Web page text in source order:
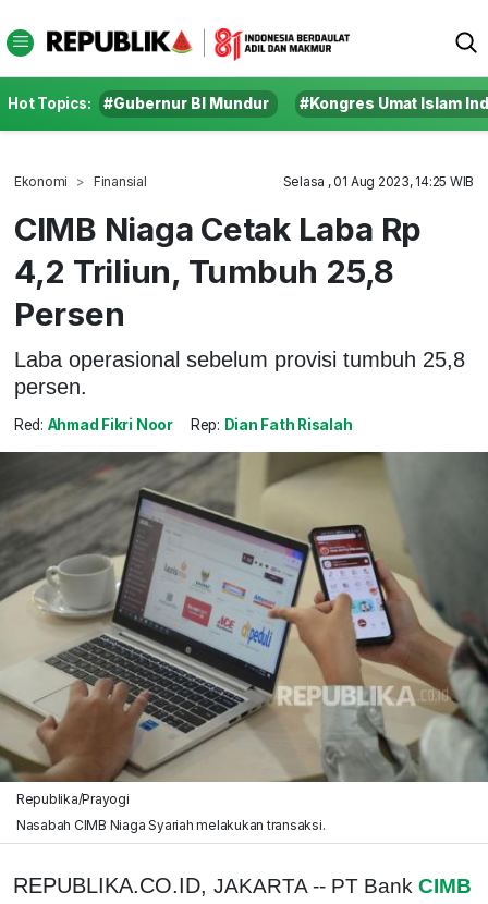
Hot Topics: #Gubernur BI Mundur #Kongres Umat Islam
Ekonomi Finansial Selasa , 01 Aug 2023, 14:25 WIB
CIMB Niaga Cetak Laba Rp
4,2 Triliun, Tumbuh 25,8
Persen
Laba operasional sebelum provisi tumbuh 25,8
persen.
Red: Ahmad Fikri Noor Rep: Dian Fath Risalah
Republika/Prayogi
Nasabah CIMB Niaga Syariah melakukan transaksi.
REPUBLIKA.CO.ID, JAKARTA -- PT Bank CIMB